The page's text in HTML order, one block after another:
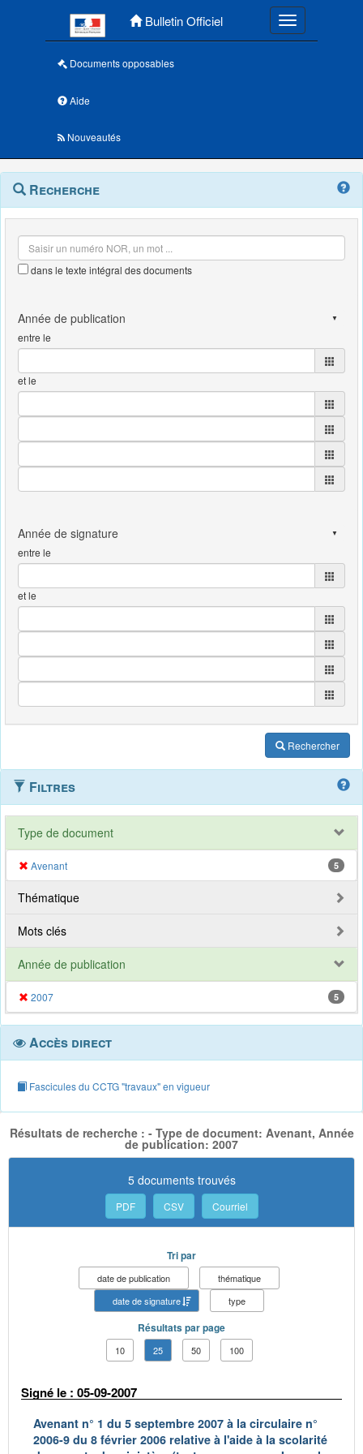
Bulletin Officiel Toggle
Documents opposables
Aide
Nouveautés
Navigation
outils
Menu
contextuel
Recherche
dans le texte intégral des documents
entre le
et le
entre le
et le
Rechercher
Filtres
Type de document
Avenant 5
Thématique
Mots clés
Année de publication
2007 5
Accès direct
Fascicules du CCTG "travaux" en vigueur
Résultats de recherche : - Type de document: Avenant, Année
de publication: 2007
5 documents trouvés
PDF CSV Courriel
Tri par
date de publication
thématique
date de signature
type
Résultats par page
10 25 50 100
Signé le : 05-09-2007
Avenant n° 1 du 5 septembre 2007 à la circulaire n°
2006-9 du 8 février 2006 relative à l'aide à la scolarité